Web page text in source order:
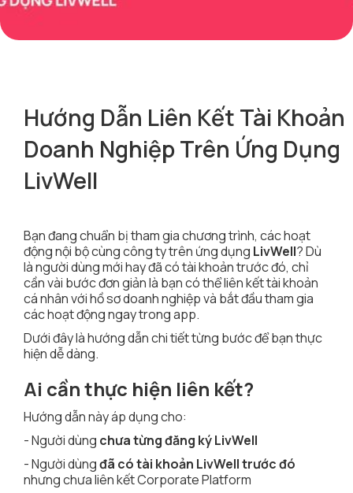
Hướng Dẫn Liên Kết Tài Khoản
Doanh Nghiệp Trên Ứng Dụng
LivWell
Bạn đang chuẩn bị tham gia chương trình, các hoạt
động nội bộ cùng công ty trên ứng dụng LivWell? Dù
là người dùng mới hay đã có tài khoản trước đó, chỉ
cần vài bước đơn giản là bạn có thể liên kết tài khoản
cá nhân với hồ sơ doanh nghiệp và bắt đầu tham gia
các hoạt động ngay trong app.
Dưới đây là hướng dẫn chi tiết từng bước để bạn thực
hiện dễ dàng.
Ai cần thực hiện liên kết?
Hướng dẫn này áp dụng cho:
- Người dùng chưa từng đăng ký LivWell
- Người dùngđã có tài khoản LivWell trước đó
nhưng chưa liên kết Corporate Platform